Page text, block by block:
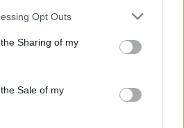
Opt Outs
Sharing of my
Sale of myΑκύρωση καταγγελίας